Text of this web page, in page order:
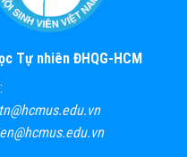
Tự nhiên ĐHQG-HCM